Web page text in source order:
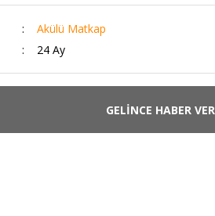
Akülü Matkap
24 Ay
GELİNCE HABER VER